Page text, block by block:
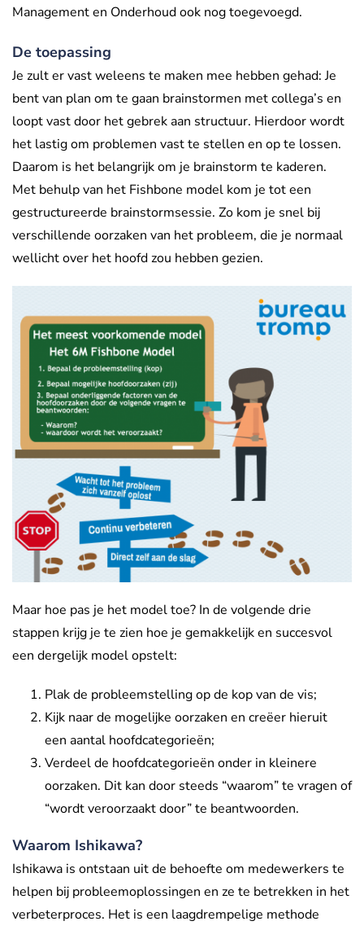
Management en Onderhoud ook nog toegevoegd.
De toepassing
Je zult er vast weleens te maken mee hebben gehad: Je
bent van plan om te gaan brainstormen met collega’s en
loopt vast door het gebrek aan structuur. Hierdoor wordt
het lastig om problemen vast te stellen en op te lossen.
Daarom is het belangrijk om je brainstorm te kaderen.
Met behulp van het Fishbone model kom je tot een
gestructureerde brainstormsessie. Zo kom je snel bij
verschillende oorzaken van het probleem, die je normaal
wellicht over het hoofd zou hebben gezien.
Maar hoe pas je het model toe? In de volgende drie
stappen krijg je te zien hoe je gemakkelijk en succesvol
een dergelijk model opstelt:
Plak de probleemstelling op de kop van de vis;
Kijk naar de mogelijke oorzaken en creëer hieruit
een aantal hoofdcategorieën;
Verdeel de hoofdcategorieën onder in kleinere
oorzaken. Dit kan door steeds “waarom” te vragen of
“wordt veroorzaakt door” te beantwoorden.
Waarom Ishikawa?
Ishikawa is ontstaan uit de behoefte om medewerkers te
helpen bij probleemoplossingen en ze te betrekken in het
verbeterproces. Het is een laagdrempelige methode